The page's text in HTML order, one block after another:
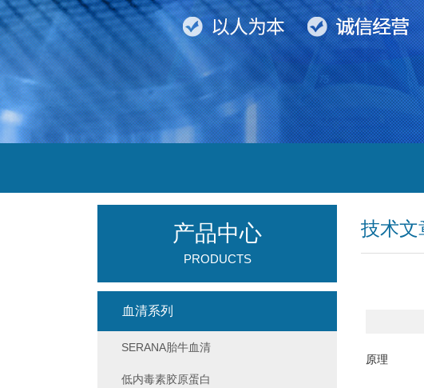
技术文
原理
产品中心
PRODUCTS
血清系列
SERANA胎牛血清
低内毒素胶原蛋白